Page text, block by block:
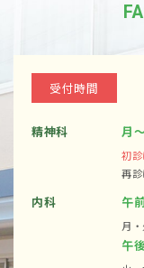
受付時間
精神科 月
初診
再診
内科 午
月
午